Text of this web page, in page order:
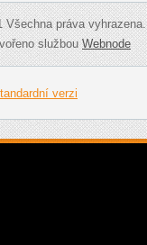
Všechna práva vyhrazena.
službouWebnode
verzi